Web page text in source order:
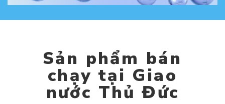
Sản phẩm bán
chạy tại Giao
nước Thủ Đức